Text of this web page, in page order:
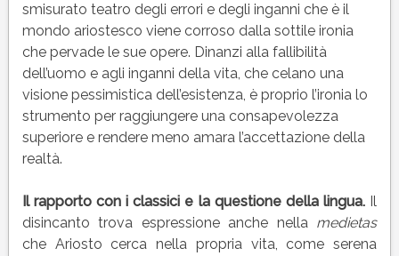
smisurato teatro degli errori e degli inganni che è il
mondo ariostesco viene corroso dalla sottile ironia
che pervade le sue opere. Dinanzi alla fallibilità
dell’uomo e agli inganni della vita, che celano una
visione pessimistica dell’esistenza, è proprio l’ironia lo
strumento per raggiungere una consapevolezza
superiore e rendere meno amara l’accettazione della
realtà.
Il rapporto con i classici e la questione della lingua.Il
disincanto trova espressione anche nella medietas
che Ariosto cerca nella propria vita, come serena